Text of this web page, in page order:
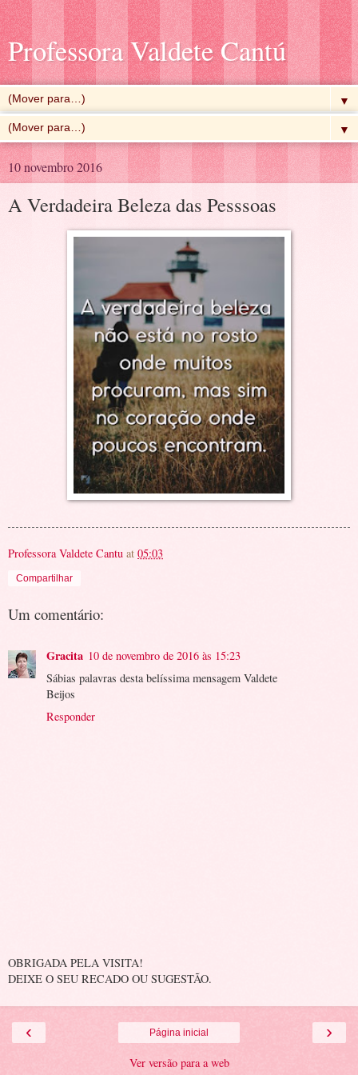
Professora Valdete Cantú
▼
▼
10 novembro 2016
A Verdadeira Beleza das Pesssoas
Professora Valdete Cantu at 05:03
Compartilhar
Um comentário:
Gracita 10 de novembro de 2016 às 15:23
Sábias palavras desta belíssima mensagem Valdete
Beijos
Responder
OBRIGADA PELA VISITA!
DEIXE O SEU RECADO OU SUGESTÃO.
‹ ›
Página inicial
Ver versão para a web